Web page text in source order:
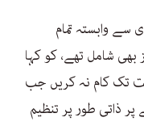
وابستہ تمام
بھی شامل تھے، کو کہا
تک کام نہ کریں جب
ذاتی طور پر تنظیم